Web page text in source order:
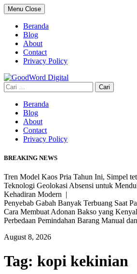
Skip
to
content
Menu Close
Beranda
Blog
About
Contact
Privacy Policy
Cari
untuk:
Beranda
Blog
About
Contact
Privacy Policy
BREAKING NEWS
Tren Model Kaos Pria Tahun Ini, Simpel
Teknologi Geolokasi Absensi untuk
Kehadiran Modern |
Penyebab Gabah Banyak Terbuang Saat
Cara Membuat Adonan Bakso yang
Perbedaan Pemindahan Barang Manual
August 8, 2026
Tag: kopi kekinian